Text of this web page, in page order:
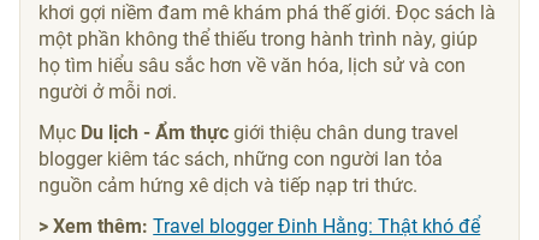
khơi gợi niềm đam mê khám phá thế giới. Đọc sách là
một phần không thể thiếu trong hành trình này, giúp
họ tìm hiểu sâu sắc hơn về văn hóa, lịch sử và con
người ở mỗi nơi.
Mục Du lịch - Ẩm thực giới thiệu chân dung travel
blogger kiêm tác sách, những con người lan tỏa
nguồn cảm hứng xê dịch và tiếp nạp tri thức.
> Xem thêm:Travel blogger Đinh Hằng: Thật khó để